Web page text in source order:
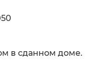
в сданном доме.